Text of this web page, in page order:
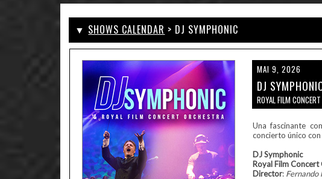
▼ SHOWS CALENDAR > DJ SYMPHONIC
MAI 9, 2026
DJ
ROYAL FILM
Una fascinante
concierto único
DJ Symphonic
Royal Film
Director: Fernando